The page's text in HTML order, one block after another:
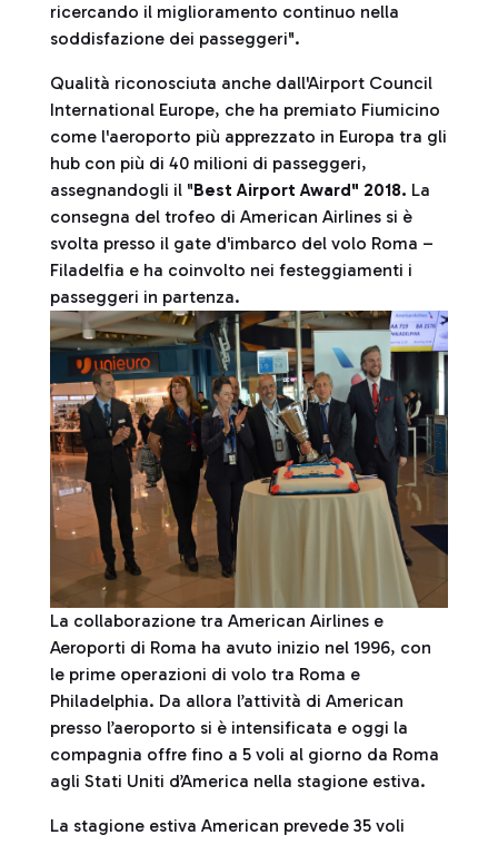
ricercando il miglioramento continuo nella
soddisfazione dei passeggeri".
Qualità riconosciuta anche dall'Airport Council
International Europe, che ha premiato Fiumicino
come l'aeroporto più apprezzato in Europa tra gli
hub con più di 40 milioni di passeggeri,
assegnandogli il "Best Airport Award" 2018. La
consegna del trofeo di American Airlines si è
svolta presso il gate d'imbarco del volo Roma –
Filadelfia e ha coinvolto nei festeggiamenti i
passeggeri in partenza.
La collaborazione tra American Airlines e
Aeroporti di Roma ha avuto inizio nel 1996, con
le prime operazioni di volo tra Roma e
Philadelphia. Da allora l’attività di American
presso l’aeroporto si è intensificata e oggi la
compagnia offre fino a 5 voli al giorno da Roma
agli Stati Uniti d’America nella stagione estiva.
La stagione estiva American prevede 35 voli